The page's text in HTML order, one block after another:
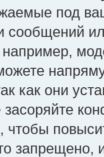
под
сообщений
например,
как они
засоряйте
чтобы
запрещено,